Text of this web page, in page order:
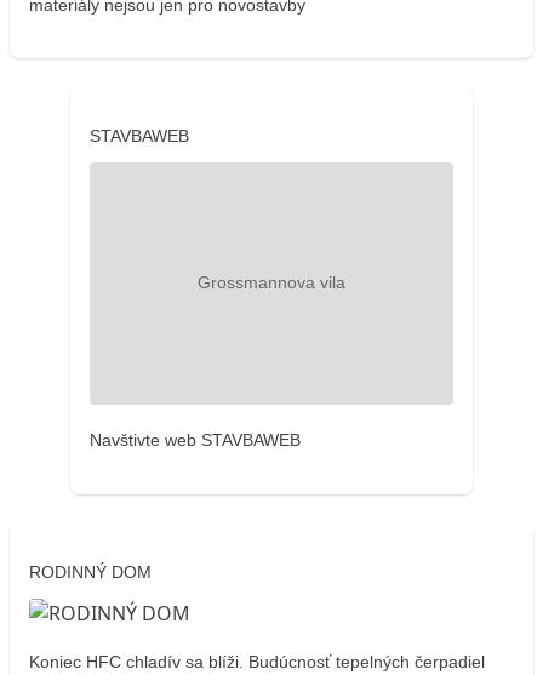
materiály nejsou jen pro novostavby
STAVBAWEB
Navštivte web STAVBAWEB
RODINNÝ DOM
Koniec HFC chladív sa blíži. Budúcnosť tepelných čerpadiel